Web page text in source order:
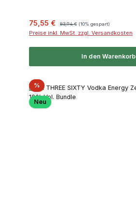
Verkaufspreis:
75,55 € 83,94 € (10% gespart)
Preise inkl. MwSt. zzgl. Versandkosten
In den Warenkorb
%Rabatt
Neu